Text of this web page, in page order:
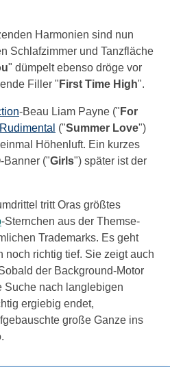
Harmonien sind nun
Schlafzimmer und Tanzfläche
" dümpelt ebenso dröge vor
Filler " First Time High".
-Beau Liam Payne (" For
Rudimental ("Summer Love")
Höhenluft. Ein kurzes
Banner ("Girls") später ist der
tritt Oras größtes
-Sternchen aus der Themse-
Trademarks. Es geht
noch richtig tief. Sie zeigt auch
der Background-Motor
Suche nach langlebigen
ergiebig endet,
große Ganze ins